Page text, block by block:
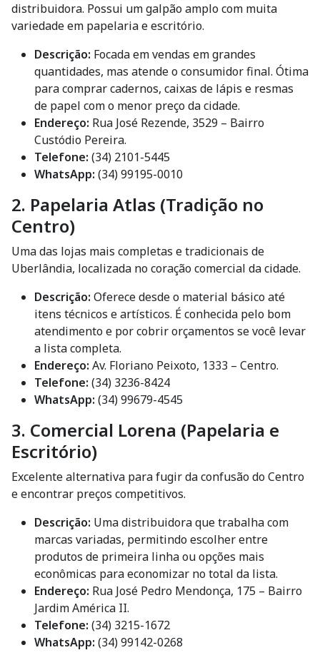
distribuidora. Possui um galpão amplo com muita
variedade em papelaria e escritório.
Descrição: Focada em vendas em grandes
quantidades, mas atende o consumidor final. Ótima
para comprar cadernos, caixas de lápis e resmas
de papel com o menor preço da cidade.
Endereço: Rua José Rezende, 3529 – Bairro
Custódio Pereira.
Telefone: (34) 2101-5445
WhatsApp: (34) 99195-0010
2. Papelaria Atlas (Tradição no
Centro)
Uma das lojas mais completas e tradicionais de
Uberlândia, localizada no coração comercial da cidade.
Descrição: Oferece desde o material básico até
itens técnicos e artísticos. É conhecida pelo bom
atendimento e por cobrir orçamentos se você levar
a lista completa.
Endereço: Av. Floriano Peixoto, 1333 – Centro.
Telefone: (34) 3236-8424
WhatsApp: (34) 99679-4545
3. Comercial Lorena (Papelaria e
Escritório)
Excelente alternativa para fugir da confusão do Centro
e encontrar preços competitivos.
Descrição: Uma distribuidora que trabalha com
marcas variadas, permitindo escolher entre
produtos de primeira linha ou opções mais
econômicas para economizar no total da lista.
Endereço: Rua José Pedro Mendonça, 175 – Bairro
Jardim América II.
Telefone: (34) 3215-1672
WhatsApp: (34) 99142-0268